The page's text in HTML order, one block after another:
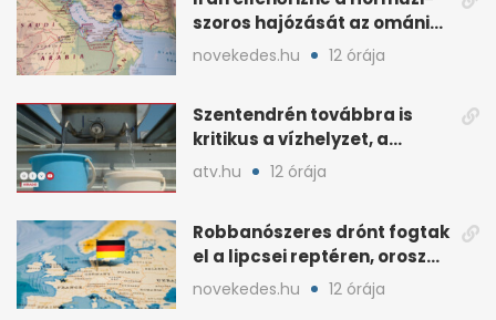
szoros hajózását az ománi
megállapodás után
novekedes.hu 12 órája
Szentendrén továbbra is
kritikus a vízhelyzet, a
honvédség szállít
atv.hu 12 órája
Robbanószeres drónt fogtak
el a lipcsei reptéren, orosz
szál gyanúja
novekedes.hu 12 órája